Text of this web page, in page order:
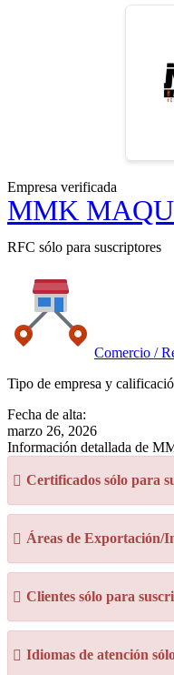
Empresa verificada
MMK
RFC sólo para suscriptores
Comercio /
Tipo de empresa y
Fecha de alta:
marzo 26, 2026
Información detallada de
Certificados sólo para
Áreas de Exportación/
Clientes sólo para
Idiomas de atención